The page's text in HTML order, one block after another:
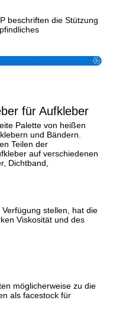
beschriften die Stützung
für Aufkleber
Palette von heißen
und Bändern.
Teilen der
auf verschiedenen
Dichtband,
stellen, hat die
Viskosität und des
möglicherweise zu die
als facestock für